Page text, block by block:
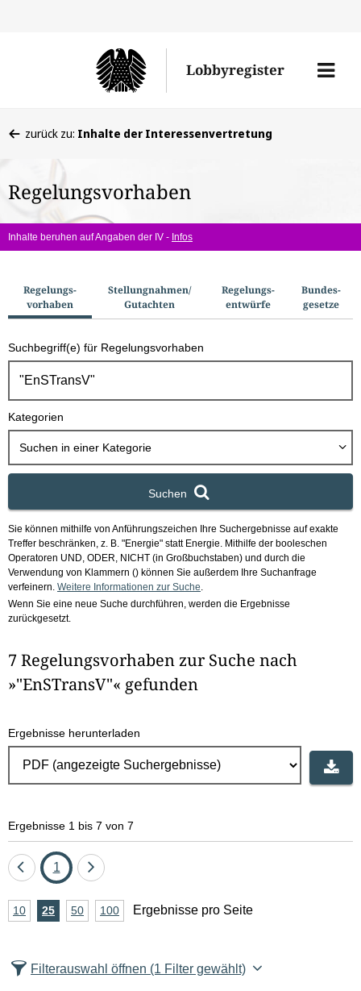
den
Lobbyregister
Menü
befinden
hier:
zurück zu: Inhalte der Interessenvertretung
Regelungsvorhaben
Inhalte beruhen auf Angaben der IV - Infos
u
c
h
o
Regelungs­
vorhaben
Stellungnahmen/​
Gutachten
Regelungs­
entwürfe
Bundes­
gesetze
Suchbegriff(e) für Regelungsvorhaben
Kategorien
Suchen in einer Kategorie
Suchen
Sie können mithilfe von Anführungszeichen Ihre Suchergebnisse auf exakte
Treffer beschränken, z. B. "Energie" statt Energie. Mithilfe der booleschen
Operatoren UND, ODER, NICHT (in Großbuchstaben) und durch die
Verwendung von Klammern () können Sie außerdem Ihre Suchanfrage
verfeinern. Weitere Informationen zur Suche
Wenn Sie eine neue Suche durchführen, werden die Ergebnisse
zurückgesetzt.
7 Regelungsvorhaben zur Suche nach
»"EnSTransV"« gefunden
Ergebnisse herunterladen
Ergebnisse 1 bis 7 von 7
Eine
zurück
Seite
1
Eine
vor
A
z
10Ergebnisse
25Ergebnisse
50Ergebnisse
100Ergebnisse
Ergebnisse pro Seite
Filterauswahl öffnen (1 Filter gewählt)